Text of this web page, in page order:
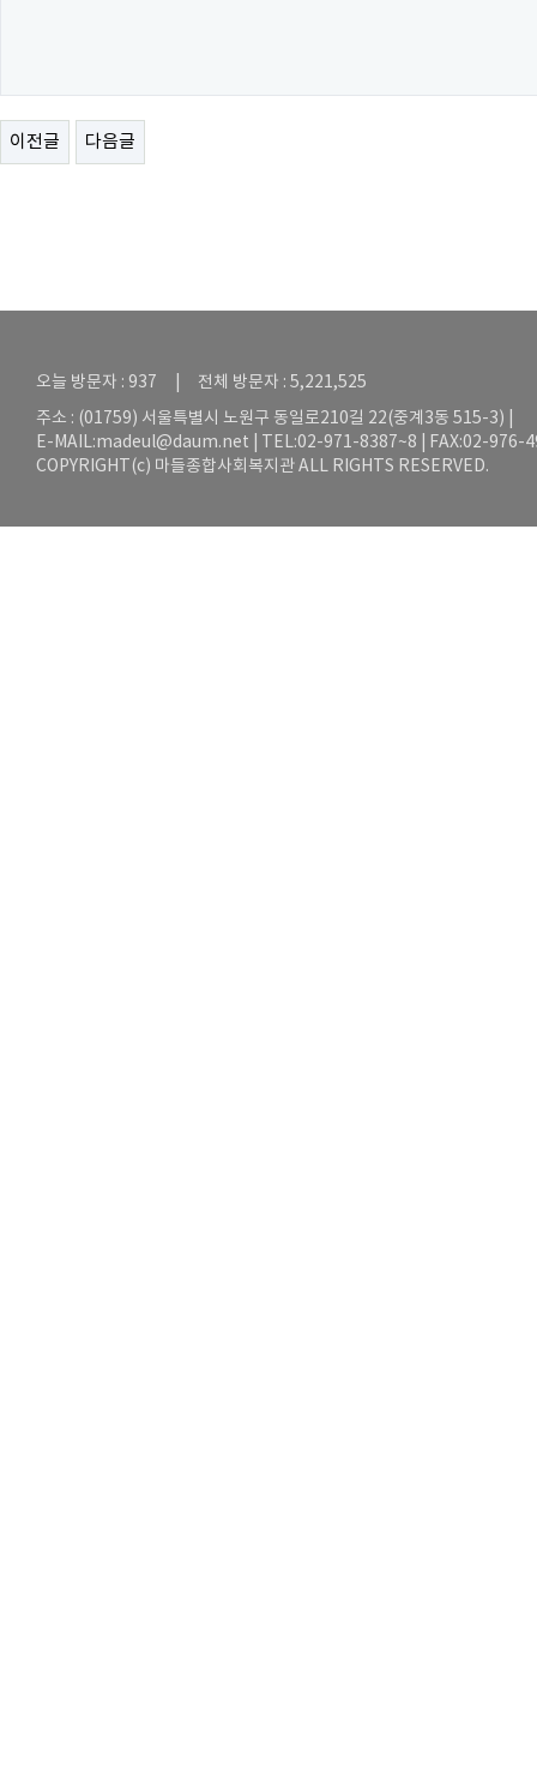
이전글 다음글
오늘 방문자 : 937 | 전체 방문자 : 5,221,525
주소 : (01759) 서울특별시 노원구 동일로210길 22(중계3동 515-3) |
E-MAIL:madeul@daum.net | TEL:02-971-8387~8 | FAX:02-976-
COPYRIGHT(c) 마들종합사회복지관 ALL RIGHTS RESERVED.